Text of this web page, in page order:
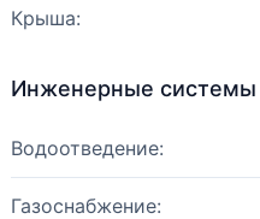
Крыша:
Инженерные системы
Водоотведение:
Газоснабжение: